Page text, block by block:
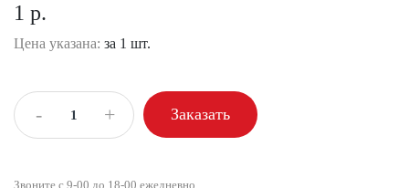
1 р.
Цена указана: за 1 шт.
- + Заказать